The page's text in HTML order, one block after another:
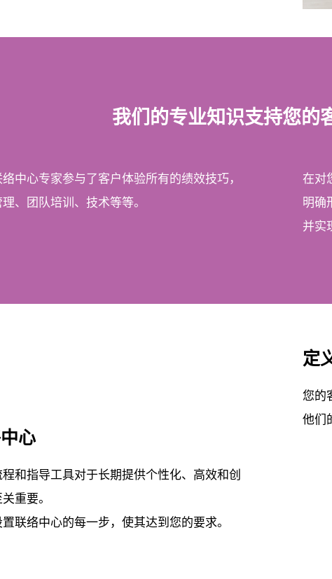
我们的专业知识支持您的
中心专家参与了客户体验所有的绩效技巧，
、团队培训、技术等等。
在对
明确
并实
心
和指导工具对于长期提供个性化、高效和创
重要。
联络中心的每一步，使其达到您的要求。
定
您的
他们